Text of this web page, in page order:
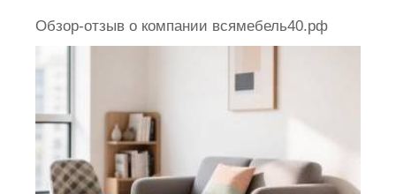
Обзор-отзыв о компании всямебель40.рф